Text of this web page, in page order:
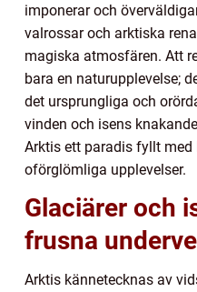
imponerar och
valrossar och arktiska
magiska atmosfären. Att
bara en naturupplevelse;
det ursprungliga och
vinden och isens
Arktis ett paradis fyllt med
oförglömliga upplevelser.
Glaciärer och
frusna
Arktis kännetecknas av